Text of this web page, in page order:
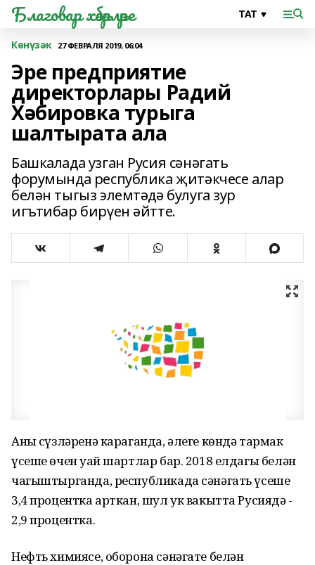
Благовар хәбәрләре
Көнүзәк 27 ФЕВРАЛЯ 2019, 06:04
Эре предприятие
директорлары Радий
Хәбировка турыга
шалтырата ала
Башкалада узган Русия сәнәгать
форумында республика җитәкчесе алар
белән тыгыз элемтәдә булуга зур
игътибар бирүен әйтте.
Аның сүзләренә караганда, әлеге көндә тармак
үсеше өчен уңай шартлар бар. 2018 елдагы белән
чагыштырганда, республикада сәнәгать үсеше
3,4 процентка арткан, шул ук вакытта Русиядә -
2,9 процентка.
Нефть химиясе, оборона сәнәгате белән